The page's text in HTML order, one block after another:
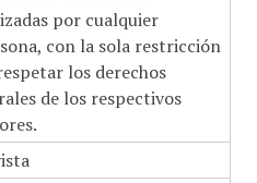
por cualquier
con la sola restricción
los derechos
de los respectivos